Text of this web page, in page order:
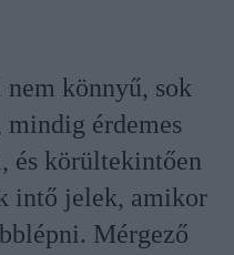
könnyű, sok
mindig érdemes
és körültekintően
intő jelek, amikor
Mérgező